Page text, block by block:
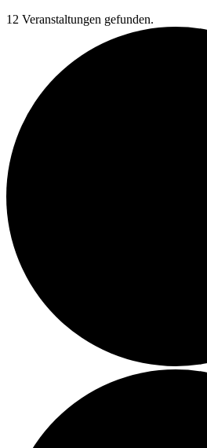
12 Veranstaltungen gefunden.